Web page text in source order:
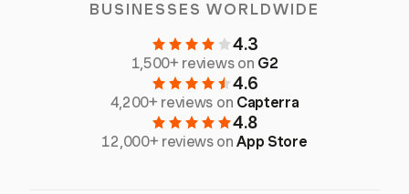
BUSINESSES WORLDWIDE
4.3
1,500+ reviews on G2
4.6
4,200+ reviews on Capterra
4.8
12,000+ reviews onApp Store